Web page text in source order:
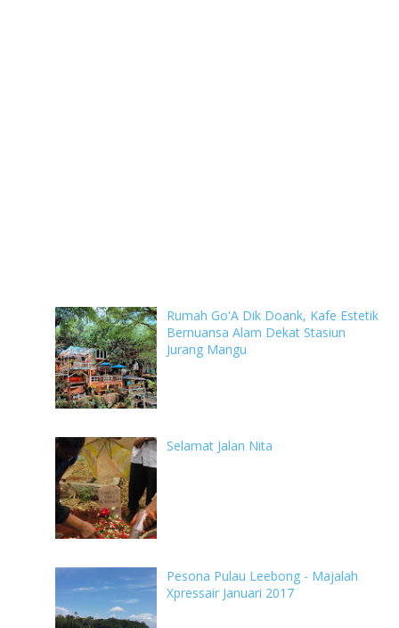
Rumah Go'A Dik Doank, Kafe Estetik
Bernuansa Alam Dekat Stasiun
Jurang Mangu
Selamat Jalan Nita
Pesona Pulau Leebong - Majalah
Xpressair Januari 2017